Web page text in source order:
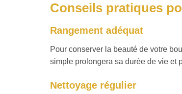
Conseils pratiques
Rangement adéquat
Pour conserver la beauté de votre
simple prolongera sa durée de vie et
Nettoyage régulier